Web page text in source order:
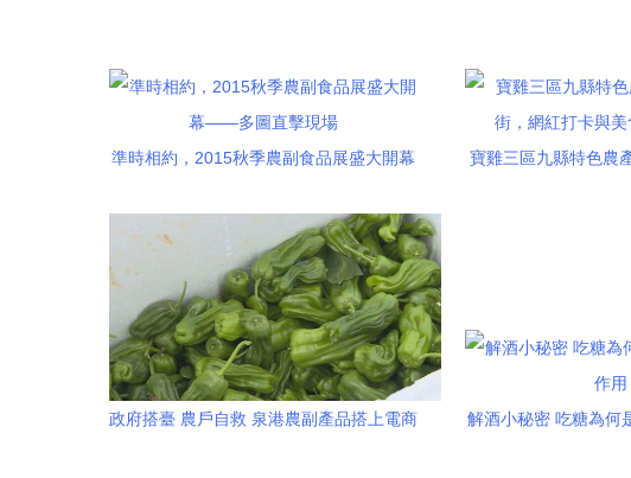
準時相約，2015秋季農副食品展盛大開幕
寶雞三區九縣特色農
政府搭臺 農戶自救 泉港農副產品搭上電商
解酒小秘密 吃糖為何